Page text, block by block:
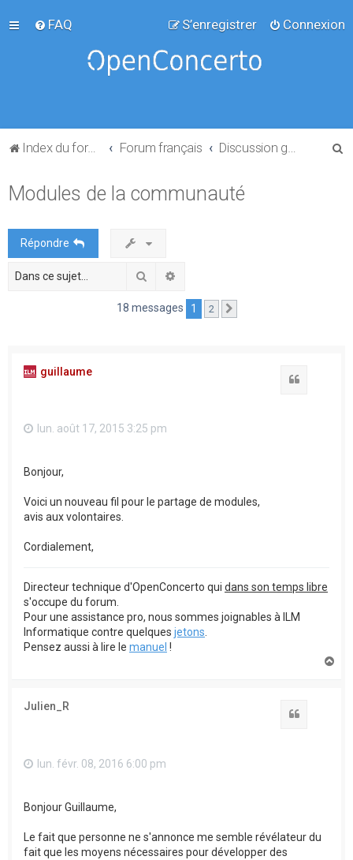
FAQ Connexion
S’enregistrer
Index du forum Forum français
Modules de la communauté
Répondre
Rechercher
18 messages 1 2
guillaume
lun. août 17, 2015 3:25 pm
Bonjour,
Voici un nouveau fil pour le partage de modules,
avis aux volontaires.
Cordialement,
Directeur technique d'OpenConcerto qui dans son temps libre
s'occupe du forum.
Pour une assistance pro, nous sommes joignables à ILM
Informatique contre quelques jetons.
Pensez aussi à lire le manuel !
Julien_R
lun. févr. 08, 2016 6:00 pm
Bonjour Guillaume,
Le fait que personne ne s'annonce me semble révélateur du
fait que les moyens nécessaires pour développer des